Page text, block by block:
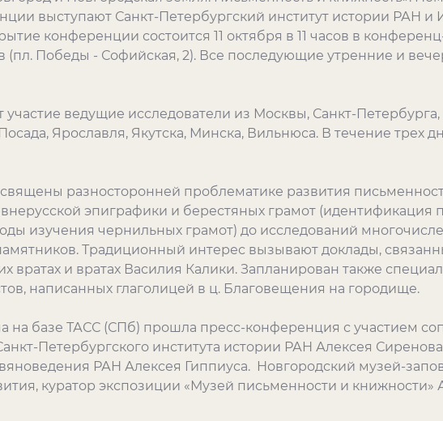
выступают Санкт-Петербургский институт истории РАН и
конференции состоится 11 октября в 11 часов в
(пл. Победы - Софийская, 2). Все последующие утренние и
ведущие исследователи из Москвы, Санкт-
Ярославля, Якутска, Минска, Вильнюса. В течение трех
разносторонней проблематике развития
эпиграфики и берестяных грамот (идентификация
изучения чернильных грамот) до исследований
Традиционный интерес вызывают доклады,
вратах и вратах Василия Калики. Запланирован также
написанных глаголицей в ц. Благовещения на городище.
на базе ТАСС (СПб) прошла пресс-конференция с участием
Петербургского института истории РАН Алексея
РАН Алексея Гиппиуса. Новгородский музей-
куратор экспозиции «Музей письменности и книжности»